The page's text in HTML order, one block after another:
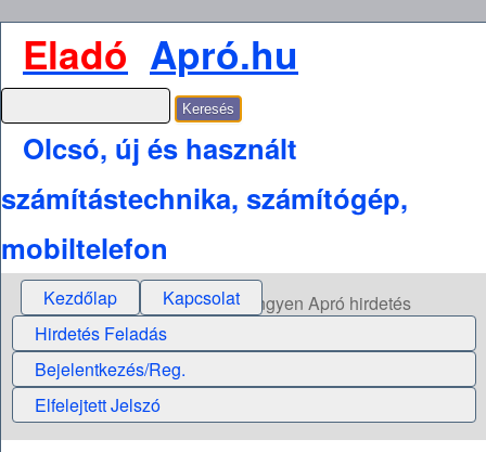
Eladó Apró.hu
Olcsó, új és használt
számítástechnika, számítógép,
mobiltelefon
Kezdőlap Kapcsolat
Ingyen Apró hirdetés
Hirdetés Feladás
Bejelentkezés/Reg.
Elfelejtett Jelszó